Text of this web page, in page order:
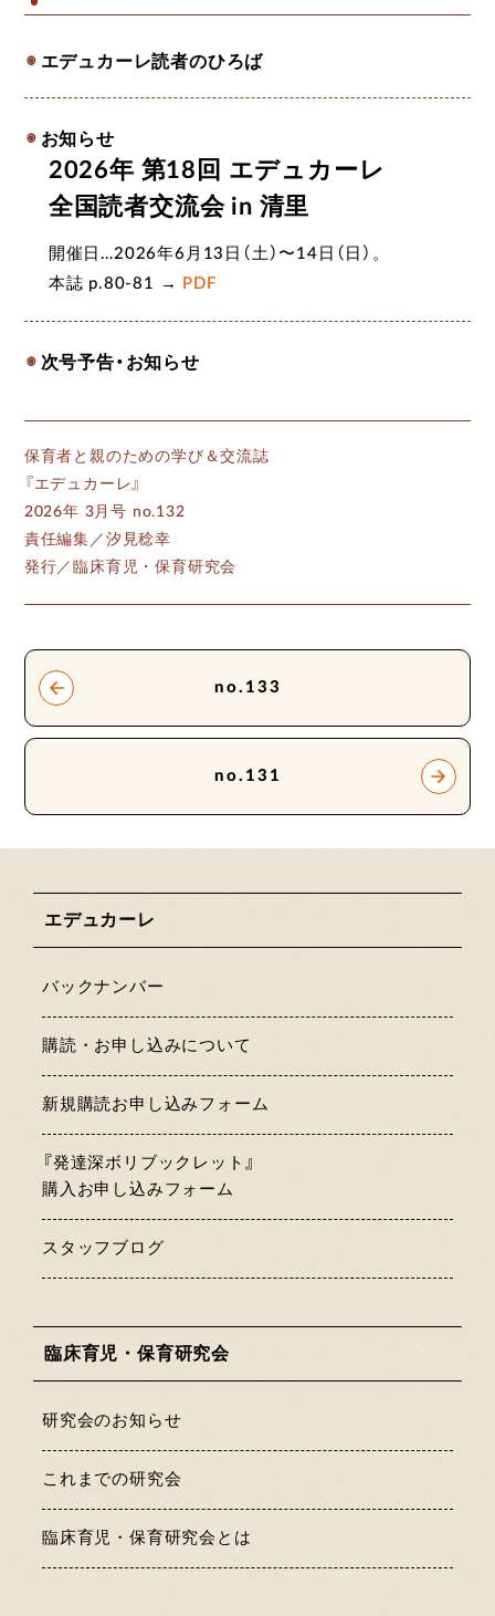
エデュカーレ読者のひろば
お知らせ
2026年 第18回 エデュカーレ
全国読者交流会 in 清里
開催日…2026年6月13日（土）〜14日（日）。
本誌 p.80-81 →
PDF
次号予告・お知らせ
保育者と親のための学び＆交流誌
『エデュカーレ』
2026年 3月号 no.132
責任編集／汐見稔幸
発行／臨床育児・保育研究会
no.133
no.131
エデュカーレ
バックナンバー
購読・お申し込みについて
新規購読お申し込みフォーム
『発達深ボリブックレット』
購入お申し込みフォーム
スタッフブログ
臨床育児・保育研究会
研究会のお知らせ
これまでの研究会
臨床育児・保育研究会とは